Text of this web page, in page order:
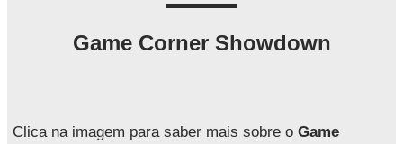
a
Game Corner Showdown
Clica na imagem para saber mais sobre o Game